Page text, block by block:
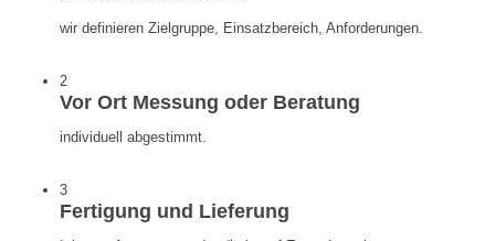
wir definieren Zielgruppe, Einsatzbereich, Anforderungen.
2
Vor Ort Messung oder Beratung
individuell abgestimmt.
3
Fertigung und Lieferung